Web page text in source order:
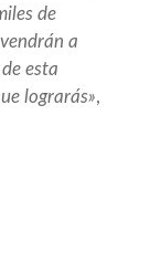
de
a
esta
lograrás»,